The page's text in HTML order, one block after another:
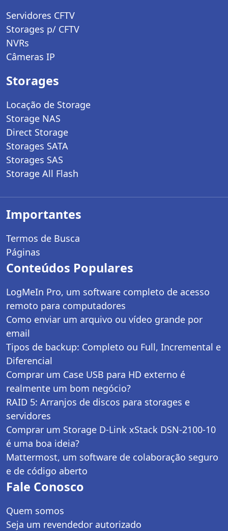
Servidores CFTV
Storages p/ CFTV
NVRs
Câmeras IP
Storages
Locação de Storage
Storage NAS
Direct Storage
Storages SATA
Storages SAS
Storage All Flash
Importantes
Termos de Busca
Páginas
Conteúdos Populares
LogMeIn Pro, um software completo de acesso
remoto para computadores
Como enviar um arquivo ou vídeo grande por
email
Tipos de backup: Completo ou Full, Incremental e
Diferencial
Comprar um Case USB para HD externo é
realmente um bom negócio?
RAID 5: Arranjos de discos para storages e
servidores
Comprar um Storage D-Link xStack DSN-2100-10
é uma boa ideia?
Mattermost, um software de colaboração seguro
e de código aberto
Fale Conosco
Quem somos
Seja um revendedor autorizado